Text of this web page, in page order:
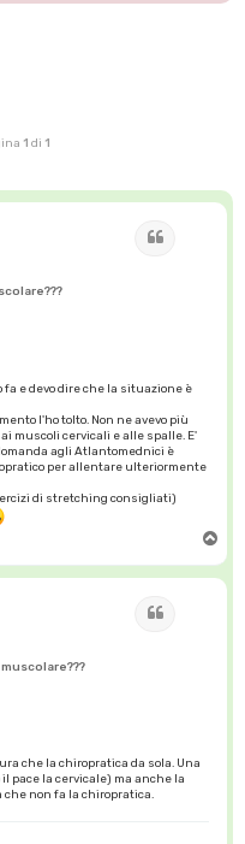
1 di 1
e devo dire che la situazione è
l'ho tolto. Non ne avevo più
muscoli cervicali e alle spalle. E'
agli Atlantomednici è
per allentare ulteriormente
di stretching consigliati)
p
che la chiropratica da sola. Una
pace la cervicale) ma anche la
che non fa la chiropratica.